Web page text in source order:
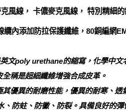
風線， 卡儂麥克風線， 特別精細
纜內添加防拉保護纖維，80銅編網
文poly urethane的縮寫，化學中文
全稱是超細纖維增強合成皮革。
其優異的耐磨性能，優異的耐寒、
、防蛀、防黴、防裂。具備良好的